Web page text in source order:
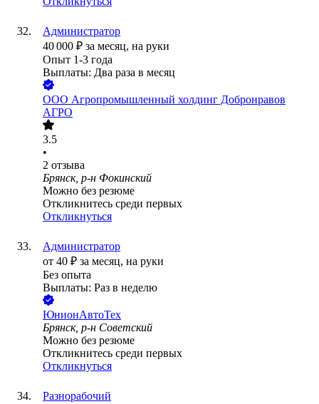
Администратор
40 000 ₽ за месяц, на руки
Опыт 1-3 года
Выплаты: Два раза в месяц
ООО Агропромышленный холдинг Добронравов
АГРО
3.5
•
2 отзыва
Брянск, р-н Фокинский
Можно без резюме
Откликнитесь среди первых
Откликнуться
Администратор
от 40 ₽ за месяц, на руки
Без опыта
Выплаты: Раз в неделю
ЮнионАвтоТех
Брянск, р-н Советский
Можно без резюме
Откликнитесь среди первых
Откликнуться
Разнорабочий